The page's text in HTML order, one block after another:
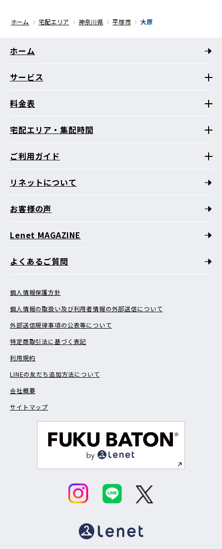
ホーム 宅配エリア 神奈川県 平塚市 大原
ホーム
サービス
料金表
宅配エリア・集配時間
ご利用ガイド
リネットについて
お客様の声
Lenet MAGAZINE
よくあるご質問
個人情報保護方針
個人情報の取扱い及び利用者情報の外部送信について
外部送信規律事項の公表等について
特定商取引法に基づく表記
利用規約
LINEの友だち追加方法について
会社概要
サイトマップ